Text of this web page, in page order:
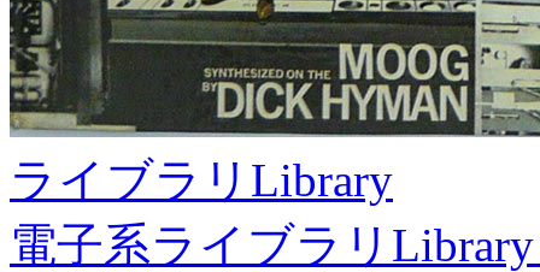
ライブラリ Library
電子系ライブラリ